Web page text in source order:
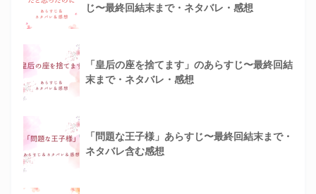
じ〜最終回結末まで・ネタバレ・感想
「皇后の座を捨てます」のあらすじ〜最終回結
末まで・ネタバレ・感想
「問題な王子様」あらすじ〜最終回結末まで・
ネタバレ含む感想